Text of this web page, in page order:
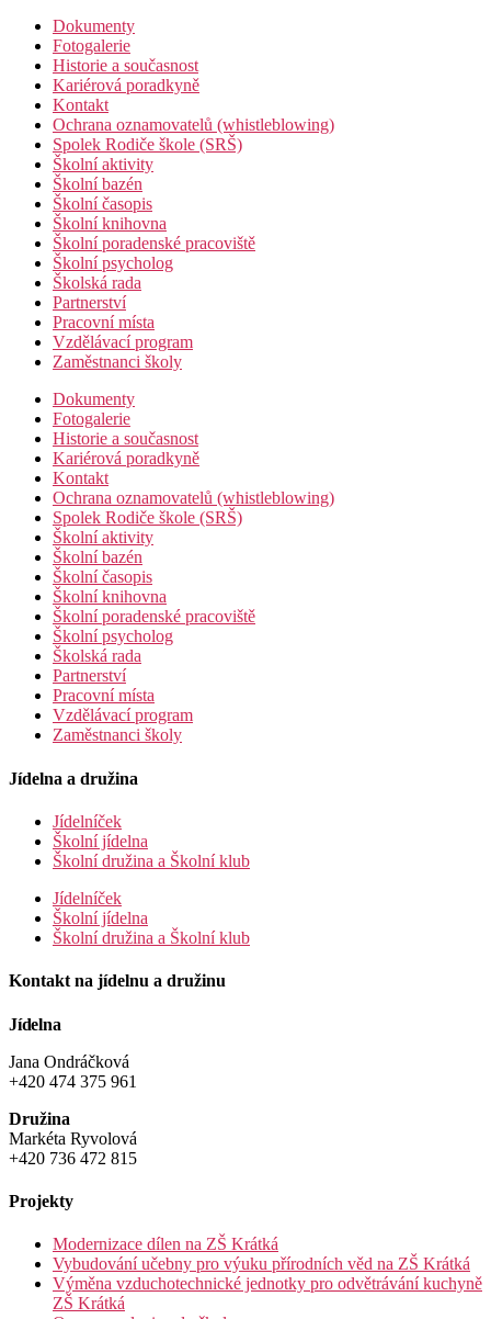
Dokumenty
Fotogalerie
Historie a současnost
Kariérová poradkyně
Kontakt
Ochrana oznamovatelů (whistleblowing)
Spolek Rodiče škole (SRŠ)
Školní aktivity
Školní bazén
Školní časopis
Školní knihovna
Školní poradenské pracoviště
Školní psycholog
Školská rada
Partnerství
Pracovní místa
Vzdělávací program
Zaměstnanci školy
Dokumenty
Fotogalerie
Historie a současnost
Kariérová poradkyně
Kontakt
Ochrana oznamovatelů (whistleblowing)
Spolek Rodiče škole (SRŠ)
Školní aktivity
Školní bazén
Školní časopis
Školní knihovna
Školní poradenské pracoviště
Školní psycholog
Školská rada
Partnerství
Pracovní místa
Vzdělávací program
Zaměstnanci školy
Jídelna a družina
Jídelníček
Školní jídelna
Školní družina a Školní klub
Jídelníček
Školní jídelna
Školní družina a Školní klub
Kontakt na jídelnu a družinu
Jídelna
Jana Ondráčková
+420 474 375 961
Družina
Markéta Ryvolová
+420 736 472 815
Projekty
Modernizace dílen na ZŠ Krátká
Vybudování učebny pro výuku přírodních věd na ZŠ Krátká
Výměna vzduchotechnické jednotky pro odvětrávání kuchyně
ZŠ Krátká